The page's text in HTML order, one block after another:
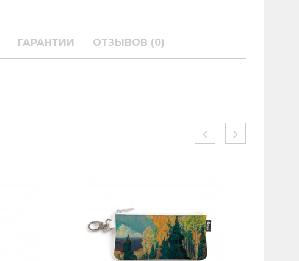
ГАРАНТИИ ОТЗЫВОВ (0)